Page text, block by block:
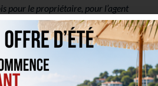
pour le propriétaire, pour l’agent
»
pour